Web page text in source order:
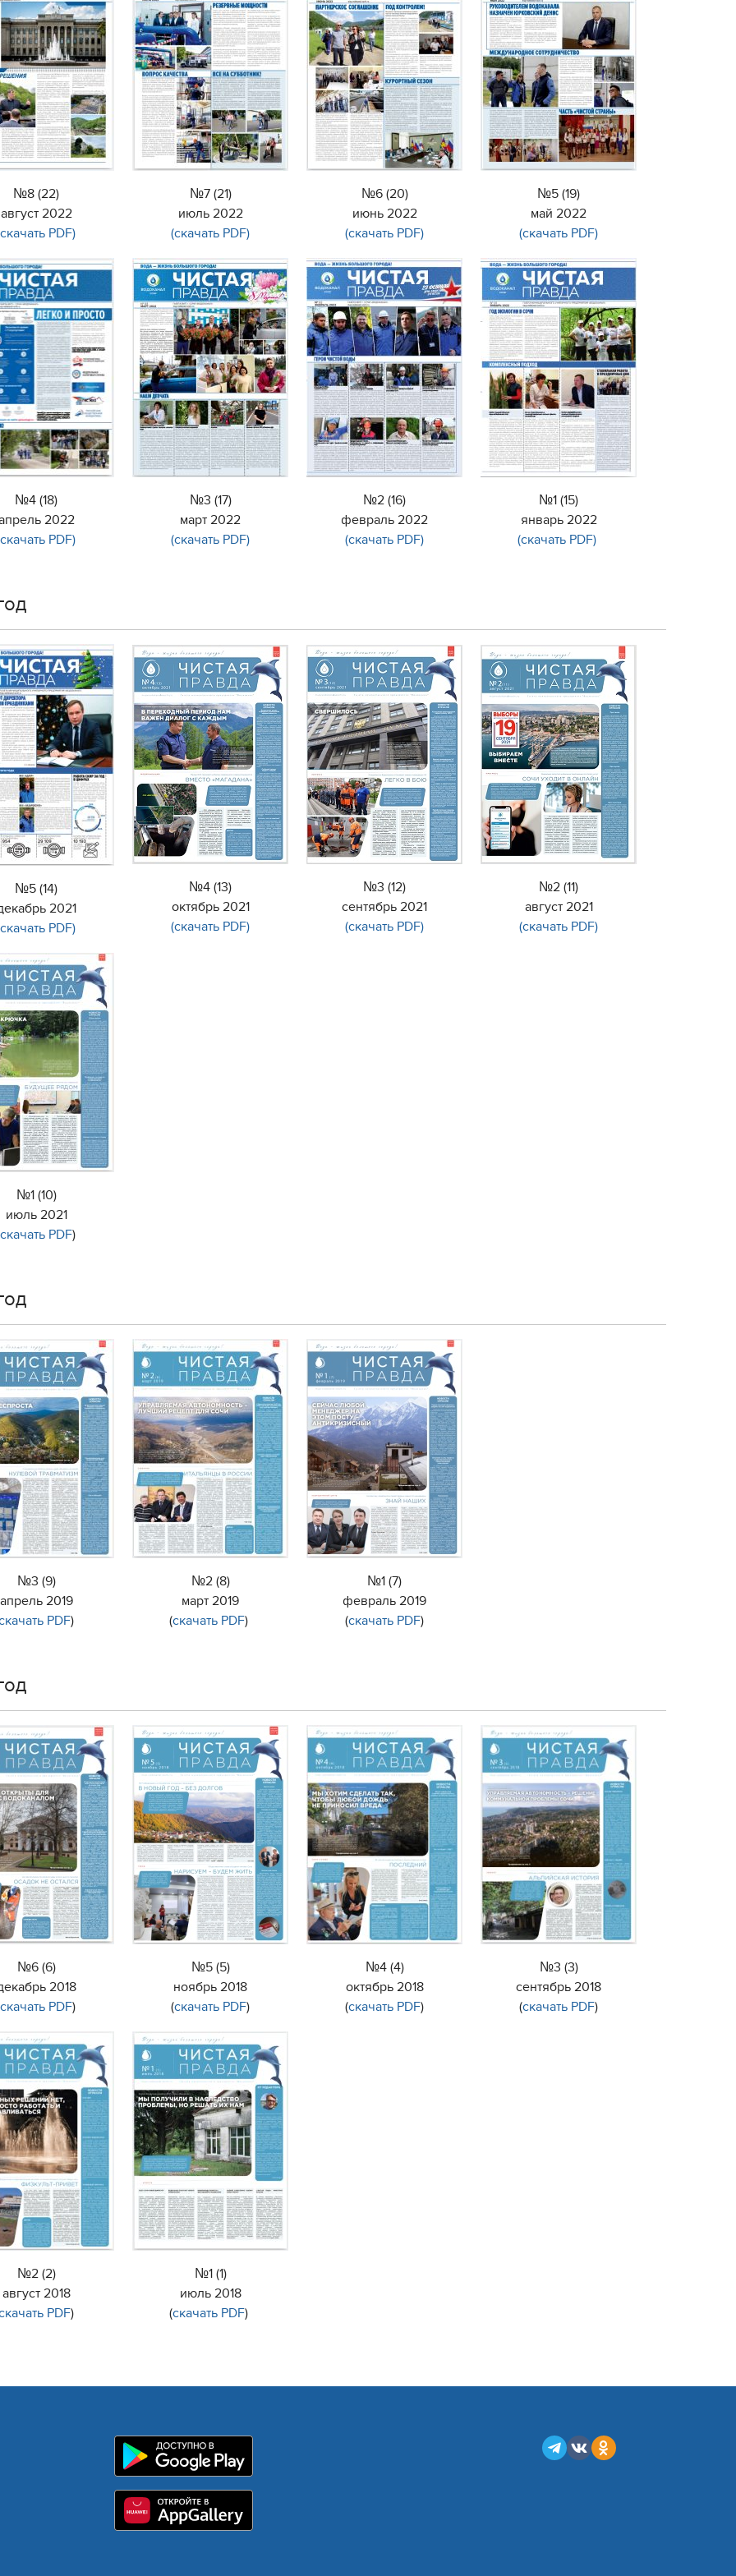
№8 (22)
август 2022
PDF)
№7 (21)
июль 2022
(скачать PDF)
№6 (20)
июнь 2022
(скачать PDF)
№5 (19)
май 2022
(скачать PDF)
№4 (18)
2022
PDF)
№3 (17)
март 2022
(скачать PDF)
№2 (16)
февраль 2022
(скачать PDF)
№1 (15)
январь 2022
(скачать PDF)
№5 (14)
2021
PDF)
№4 (13)
октябрь 2021
(скачать PDF)
№3 (12)
сентябрь 2021
(скачать PDF)
№2 (11)
август 2021
(скачать PDF)
№1 (10)
июль 2021
скачать PDF)
№3 (9)
апрель 2019
PDF)
№2 (8)
март 2019
(скачать PDF)
№1 (7)
февраль 2019
(скачать PDF)
№6 (6)
2018
скачать PDF)
№5 (5)
ноябрь 2018
(скачать PDF)
№4 (4)
октябрь 2018
(скачать PDF)
№3 (3)
сентябрь 2018
(скачать PDF)
№2 (2)
август 2018
PDF)
№1 (1)
июль 2018
(скачать PDF)